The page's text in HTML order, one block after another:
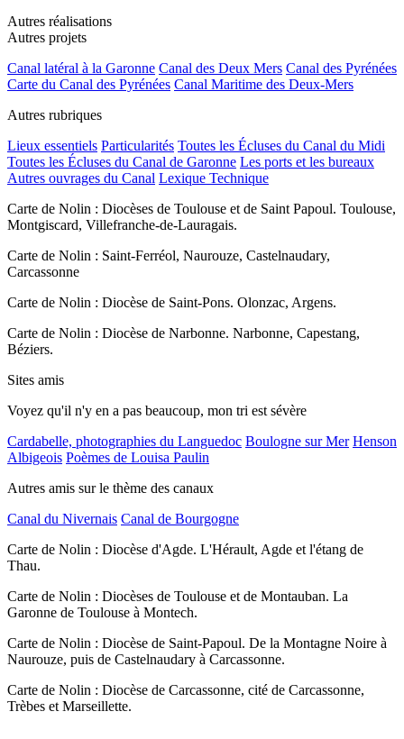
Autres réalisations
Autres projets
Canal latéral à la Garonne Canal des Deux Mers Canal des Pyrénées
Carte du Canal des Pyrénées Canal Maritime des Deux-Mers
Autres rubriques
Lieux essentiels Particularités Toutes les Écluses du Canal du Midi
Toutes les Écluses du Canal de Garonne Les ports et les bureaux
Autres ouvrages du Canal Lexique Technique
Carte de Nolin : Diocèses de Toulouse et de Saint Papoul. Toulouse,
Montgiscard, Villefranche-de-Lauragais.
Carte de Nolin : Saint-Ferréol, Naurouze, Castelnaudary,
Carcassonne
Carte de Nolin : Diocèse de Saint-Pons. Olonzac, Argens.
Carte de Nolin : Diocèse de Narbonne. Narbonne, Capestang,
Béziers.
Sites amis
Voyez qu'il n'y en a pas beaucoup, mon tri est sévère
Cardabelle, photographies du Languedoc Boulogne sur Mer Henson
Albigeois Poèmes de Louisa Paulin
Autres amis sur le thème des canaux
Canal du Nivernais Canal de Bourgogne
Carte de Nolin : Diocèse d'Agde. L'Hérault, Agde et l'étang de
Thau.
Carte de Nolin : Diocèses de Toulouse et de Montauban. La
Garonne de Toulouse à Montech.
Carte de Nolin : Diocèse de Saint-Papoul. De la Montagne Noire à
Naurouze, puis de Castelnaudary à Carcassonne.
Carte de Nolin : Diocèse de Carcassonne, cité de Carcassonne,
Trèbes et Marseillette.